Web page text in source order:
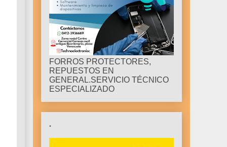
FORROS PROTECTORES,
REPUESTOS EN
GENERAL.SERVICIO TÉCNICO
ESPECIALIZADO
.